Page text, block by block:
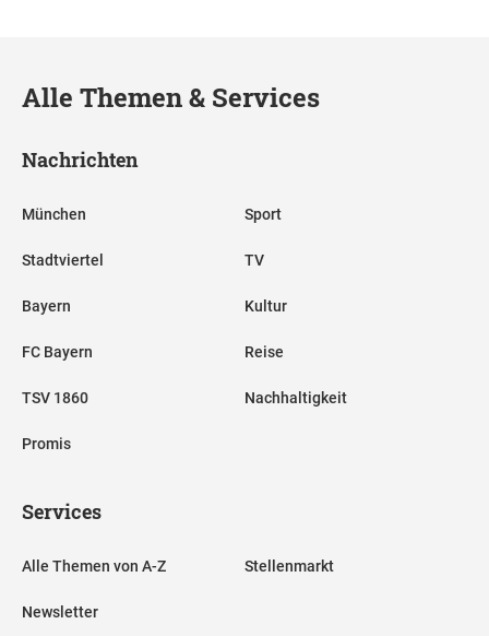
Alle Themen & Services
Nachrichten
München
Stadtviertel
Bayern
FC Bayern
TSV 1860
Promis
Sport
TV
Kultur
Reise
Nachhaltigkeit
Services
Alle Themen von A-Z
Newsletter
Stellenmarkt